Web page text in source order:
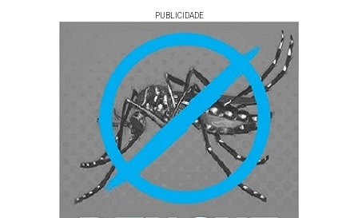
PUBLICIDADE